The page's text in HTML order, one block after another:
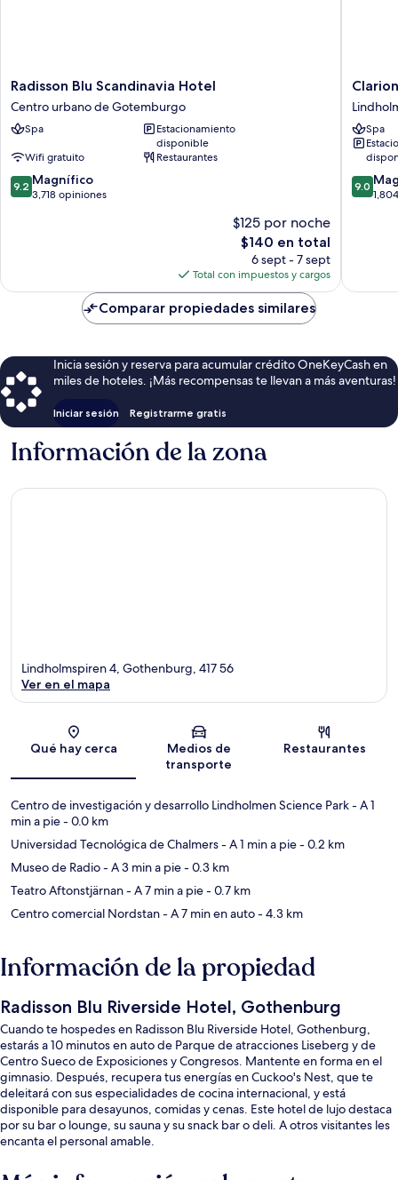
Radisson
Blu
Scandinavia
Hotel
urbano
de
Gotemburgo
Radisson Blu Scandinavia Hotel
Centro urbano de Gotemburgo
Spa
Estacionamiento
disponible
Wifi gratuito
Restaurantes
9.2
de
9.2 Magnífico
3,718 opiniones
$125 por noche
El
precio
actual
es
de
$140
$140 en total
6 sept - 7 sept
Total con impuestos y cargos
Clarion
Hotel
Spa
9.0
de
9.0
Comparar propiedades similares
Inicia sesión y reserva para acumular crédito OneKeyCash en
miles de hoteles. ¡Más recompensas te llevan a más aventuras!
Iniciar sesión Registrarme gratis
Información de la zona
Sección del mapa
Lindholmspiren 4, Gothenburg, 417 56
Ver en el mapa
Qué hay cerca
Medios de
transporte
Restaurantes
Centro de investigación y desarrollo Lindholmen Science Park- A 1
min a pie- 0.0 km
Universidad Tecnológica de Chalmers- A 1 min a pie- 0.2 km
Museo de Radio- A 3 min a pie- 0.3 km
Teatro Aftonstjärnan- A 7 min a pie- 0.7 km
Centro comercial Nordstan- A 7 min en auto- 4.3 km
Información de la propiedad
Radisson Blu Riverside Hotel, Gothenburg
Cuando te hospedes en Radisson Blu Riverside Hotel, Gothenburg,
estarás a 10 minutos en auto de Parque de atracciones Liseberg y de
Centro Sueco de Exposiciones y Congresos. Mantente en forma en el
gimnasio. Después, recupera tus energías en Cuckoo's Nest, que te
deleitará con sus especialidades de cocina internacional, y está
disponible para desayunos, comidas y cenas. Este hotel de lujo destaca
por su bar o lounge, su sauna y su snack bar o deli. A otros visitantes les
encanta el personal amable.